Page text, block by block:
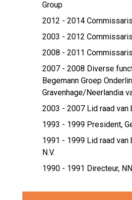
Group
2012 - 2014
2003 - 2012
2008 - 2011
2007 - 2008 Diverse
Begemann Groep
Gravenhage/Neerlandia
2003 - 2007 Lid raad van
1993 - 1999 President,
1991 - 1999 Lid raad van
N.V.
1990 - 1991 Directeur,